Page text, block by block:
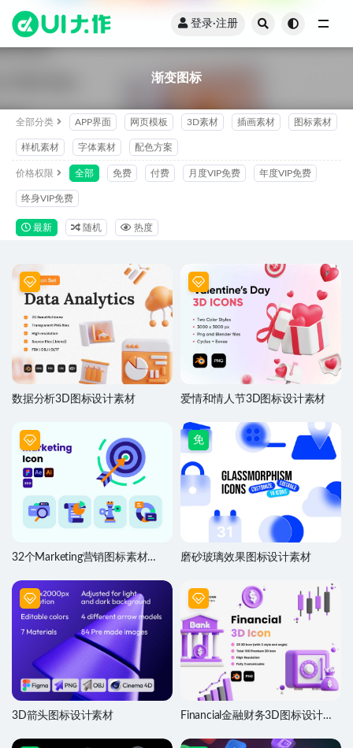
登录·注册
渐变图标
全部分类 APP界面 网页模板 3D素材 插画素材 图标素材
样机素材 字体素材 配色方案
价格权限 全部 免费 付费 月度VIP免费 年度VIP免费
终身VIP免费
最新 随机 热度
数据分析3D图标设计素材 爱情和情人节3D图标设计素材
32个Marketing营销图标素材
免
磨砂玻璃效果图标设计素材
3D箭头图标设计素材
Financial金融财务3D图标设计素